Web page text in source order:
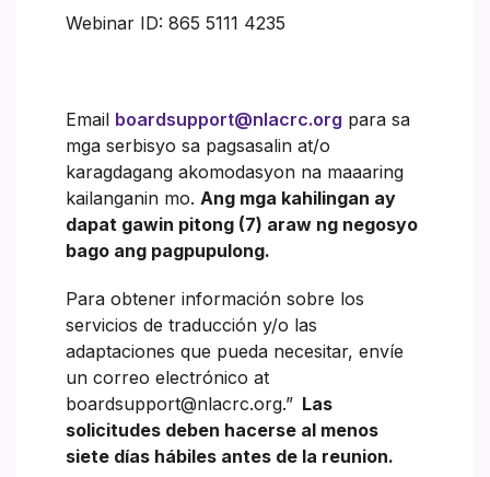
Webinar ID: 865 5111 4235
Email boardsupport@nlacrc.org para sa
mga serbisyo sa pagsasalin at/o
karagdagang akomodasyon na maaaring
kailanganin mo. Ang mga kahilingan ay
dapat gawin pitong (7) araw ng negosyo
bago ang pagpupulong.
Para obtener información sobre los
servicios de traducción y/o las
adaptaciones que pueda necesitar, envíe
un correo electrónico at
boardsupport@nlacrc.org.” Las
solicitudes deben hacerse al menos
siete días hábiles antes de la reunion.